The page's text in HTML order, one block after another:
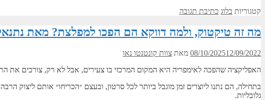
קטגוריות בלוג כתיבת תגובה
מה זה טיקטוק, ולמה דווקא הם הפכו למפלצת? מאת
08/10/202512/09/2022 מאת צוות קונטנטו נאו
האפליקציה שהפכה לאימפריה היא המקום המרכזי בו צעירים, אבל לא רק, צורכים את
בתחילה, הם נתנו ליוצרים זמן מוגבל ביותר לכל סרטון, ובעצם ״הכריחו״ אותם ליצוק
גלובליות.